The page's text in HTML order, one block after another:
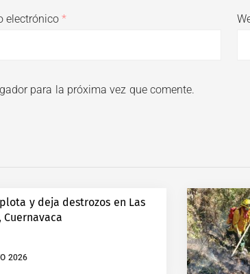
electrónico*
para la próxima vez que comente.
y deja destrozos en Las
Cuernavaca
2026